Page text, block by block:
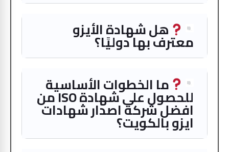
هل شهادة الأيزو
معترف بها دوليًا؟
ما الخطوات الأساسية
للحصول على شهادة ISO من
افضل شركة اصدار شهادات
ايزو بالكويت؟